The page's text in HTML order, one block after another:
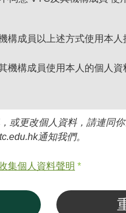
構成員以上述方式使用本
機構成員使用本人的個人
或更改個人資料，請連同
通知我們。
集個人資料聲明 *